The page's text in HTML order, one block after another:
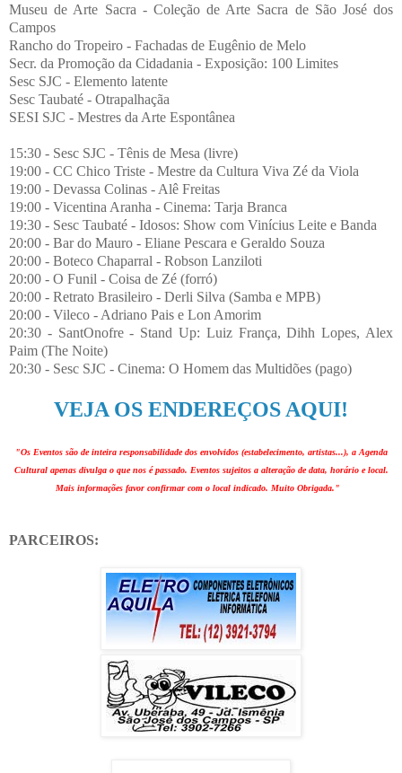
Museu de Arte Sacra - Coleção de Arte Sacra de São José dos
Campos
Rancho do Tropeiro - Fachadas de Eugênio de Melo
Secr. da Promoção da Cidadania - Exposição: 100 Limites
Sesc SJC - Elemento latente
Sesc Taubaté - Otrapalhaçãa
SESI SJC - Mestres da Arte Espontânea
15:30 - Sesc SJC - Tênis de Mesa (livre)
19:00 - CC Chico Triste - Mestre da Cultura Viva Zé da Viola
19:00 - Devassa Colinas - Alê Freitas
19:00 - Vicentina Aranha - Cinema: Tarja Branca
19:30 - Sesc Taubaté - Idosos: Show com Vinícius Leite e Banda
20:00 - Bar do Mauro - Eliane Pescara e Geraldo Souza
20:00 - Boteco Chaparral - Robson Lanziloti
20:00 - O Funil - Coisa de Zé (forró)
20:00 - Retrato Brasileiro - Derli Silva (Samba e MPB)
20:00 - Vileco - Adriano Pais e Lon Amorim
20:30 - SantOnofre - Stand Up: Luiz França, Dihh Lopes, Alex
Paim (The Noite)
20:30 - Sesc SJC - Cinema: O Homem das Multidões (pago)
VEJA OS ENDEREÇOS AQUI!
"Os Eventos são de inteira responsabilidade dos envolvidos (estabelecimento, artistas...), a Agenda
Cultural apenas divulga o que nos é passado. Eventos sujeitos a alteração de data, horário e local.
Mais informações favor confirmar com o local indicado. Muito Obrigada."
PARCEIROS: